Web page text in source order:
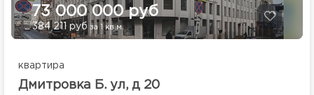
73 000 000 руб
384 211 руб за 1 кв.м.
квартира
Дмитровка Б. ул, д 20